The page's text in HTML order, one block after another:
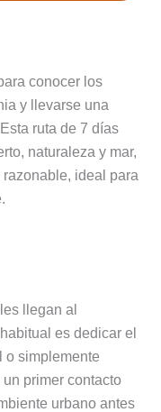
conocer los
y llevarse una
ruta de 7 días
naturaleza y mar,
ideal para
llegan al
es dedicar el
o simplemente
primer contacto
urbano antes